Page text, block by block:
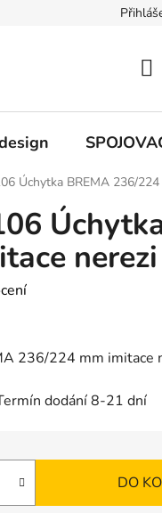
Úchytka BREMA 236/
nerezi
236/224 mm imitace
dodání 8-21 dní
DO